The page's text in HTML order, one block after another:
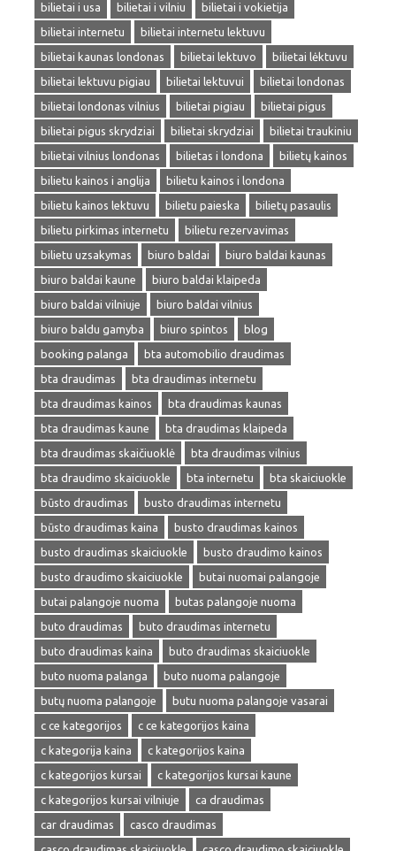
bilietai i usa
bilietai i vilniu
bilietai i vokietija
bilietai internetu
bilietai internetu lektuvu
bilietai kaunas londonas
bilietai lektuvo
bilietai lėktuvu
bilietai lektuvu pigiau
bilietai lektuvui
bilietai londonas
bilietai londonas vilnius
bilietai pigiau
bilietai pigus
bilietai pigus skrydziai
bilietai skrydziai
bilietai traukiniu
bilietai vilnius londonas
bilietas i londona
bilietų kainos
bilietu kainos i anglija
bilietu kainos i londona
bilietu kainos lektuvu
bilietu paieska
bilietų pasaulis
bilietu pirkimas internetu
bilietu rezervavimas
bilietu uzsakymas
biuro baldai
biuro baldai kaunas
biuro baldai kaune
biuro baldai klaipeda
biuro baldai vilniuje
biuro baldai vilnius
biuro baldu gamyba
biuro spintos
blog
booking palanga
bta automobilio draudimas
bta draudimas
bta draudimas internetu
bta draudimas kainos
bta draudimas kaunas
bta draudimas kaune
bta draudimas klaipeda
bta draudimas skaičiuoklė
bta draudimas vilnius
bta draudimo skaiciuokle
bta internetu
bta skaiciuokle
būsto draudimas
busto draudimas internetu
būsto draudimas kaina
busto draudimas kainos
busto draudimas skaiciuokle
busto draudimo kainos
busto draudimo skaiciuokle
butai nuomai palangoje
butai palangoje nuoma
butas palangoje nuoma
buto draudimas
buto draudimas internetu
buto draudimas kaina
buto draudimas skaiciuokle
buto nuoma palanga
buto nuoma palangoje
butų nuoma palangoje
butu nuoma palangoje vasarai
c ce kategorijos
c ce kategorijos kaina
c kategorija kaina
c kategorijos kaina
c kategorijos kursai
c kategorijos kursai kaune
c kategorijos kursai vilniuje
ca draudimas
car draudimas
casco draudimas